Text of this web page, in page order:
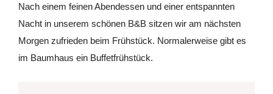
Nach einem feinen Abendessen und einer entspannten
Nacht in unserem schönen B&B sitzen wir am nächsten
Morgen zufrieden beim Frühstück. Normalerweise gibt es
im Baumhaus ein Buffetfrühstück.